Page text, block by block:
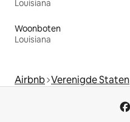
Louisiana
Woonboten
Louisiana
Airbnb Verenigde Staten